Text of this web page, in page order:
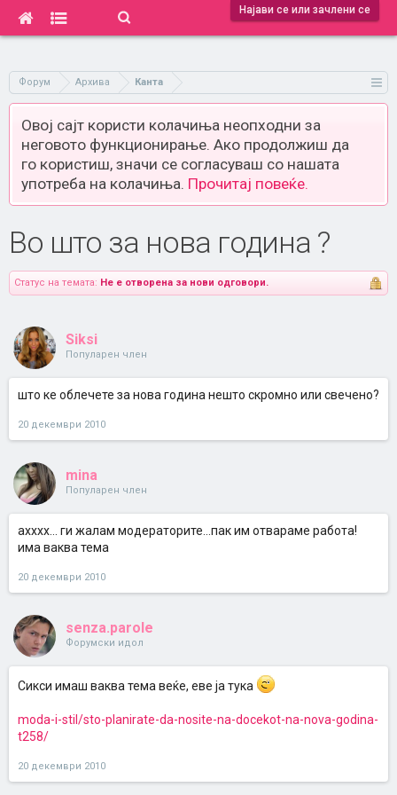
Најави се или зачлени се
Форум Архива Канта
Овој сајт користи колачиња неопходни за
неговото функционирање. Ако продолжиш да
го користиш, значи се согласуваш со нашата
употреба на колачиња. Прочитај повеќе.
Во што за нова година ?
Статус на темата: Не е отворена за нови одговори.
Siksi
Популарен член
што ке облечете за нова година нешто скромно или свечено?
20 декември 2010
mina
Популарен член
ахххх... ги жалам модераторите...пак им отвараме работа!
има ваква тема
20 декември 2010
senza.parole
Форумски идол
Сикси имаш ваква тема веќе, еве ја тука
moda-i-stil/sto-planirate-da-nosite-na-docekot-na-nova-godina-
t258/
20 декември 2010